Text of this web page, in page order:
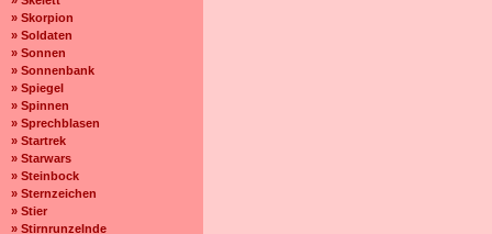
» Skorpion
» Soldaten
» Sonnen
» Sonnenbank
» Spiegel
» Spinnen
» Sprechblasen
» Startrek
» Starwars
» Steinbock
» Sternzeichen
» Stier
» Stirnrunzelnde